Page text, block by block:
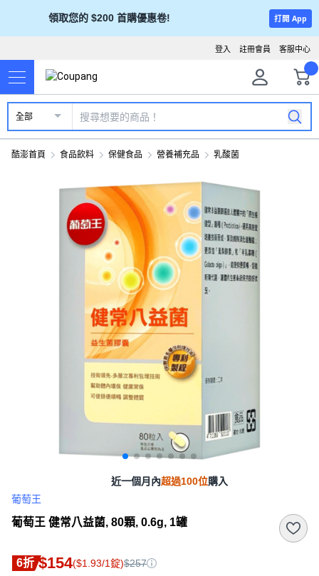
領取您的 $200 首購優惠卷! 打開 App
客服中心
註冊會員
登入
全部
酷澎首頁 食品飲料 保健食品 營養補充品 乳酸菌
近一個月內超過100位購入
葡萄王
葡萄王 健常八益菌, 80顆, 0.6g, 1罐
6折 $154($1.93/1錠)$257